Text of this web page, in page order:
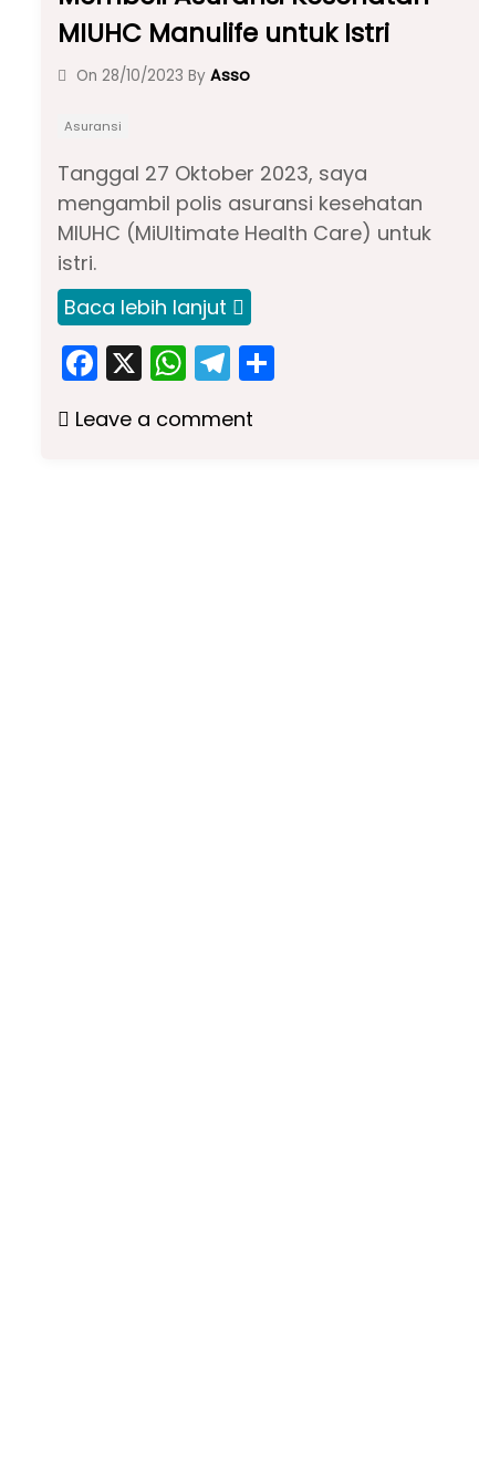
MIUHC Manulife untuk Istri
On 28/10/2023 By Asso
Asuransi
Tanggal 27 Oktober 2023, saya
mengambil polis asuransi kesehatan
MIUHC (MiUltimate Health Care) untuk
istri.
Baca lebih lanjut
F
a
c
X W
h
a
T
el
e
Leave a comment